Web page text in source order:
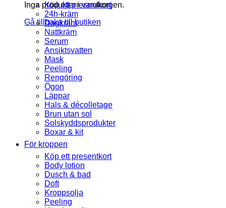
Inga produkter i varukorgen.
Gå tillbaka till butiken
Köp ett presentkort
24h-kräm
Dagkräm
Nattkräm
Serum
Ansiktsvatten
Mask
Peeling
Rengöring
Ögon
Läppar
Hals & décolletage
Brun utan sol
Solskyddsprodukter
Boxar & kit
För kroppen
Köp ett presentkort
Body lotion
Dusch & bad
Doft
Kroppsolja
Peeling